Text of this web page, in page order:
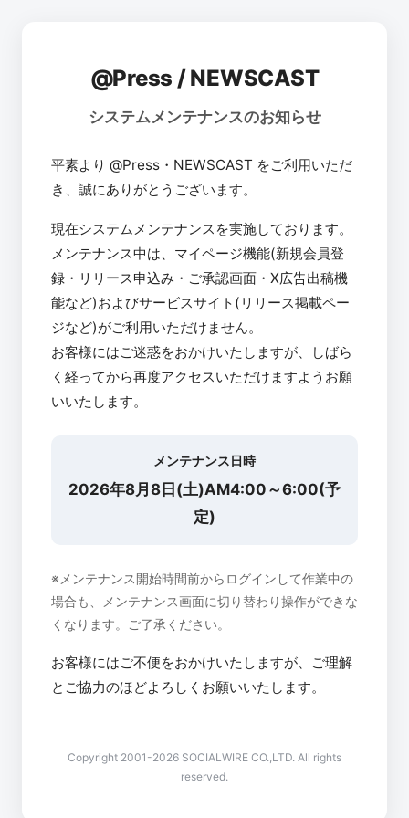
@Press / NEWSCAST
システムメンテナンスのお知らせ
平素より @Press・NEWSCAST をご利用いただ
き、誠にありがとうございます。
現在システムメンテナンスを実施しております。
メンテナンス中は、マイページ機能(新規会員登
録・リリース申込み・ご承認画面・X広告出稿機
能など)およびサービスサイト(リリース掲載ペー
ジなど)がご利用いただけません。
お客様にはご迷惑をおかけいたしますが、しばら
く経ってから再度アクセスいただけますようお願
いいたします。
メンテナンス日時
2026年8月8日(土)AM4:00～6:00(予
定)
※メンテナンス開始時間前からログインして作業中の
場合も、メンテナンス画面に切り替わり操作ができな
くなります。ご了承ください。
お客様にはご不便をおかけいたしますが、ご理解
とご協力のほどよろしくお願いいたします。
Copyright 2001-2026 SOCIALWIRE CO.,LTD. All rights
reserved.